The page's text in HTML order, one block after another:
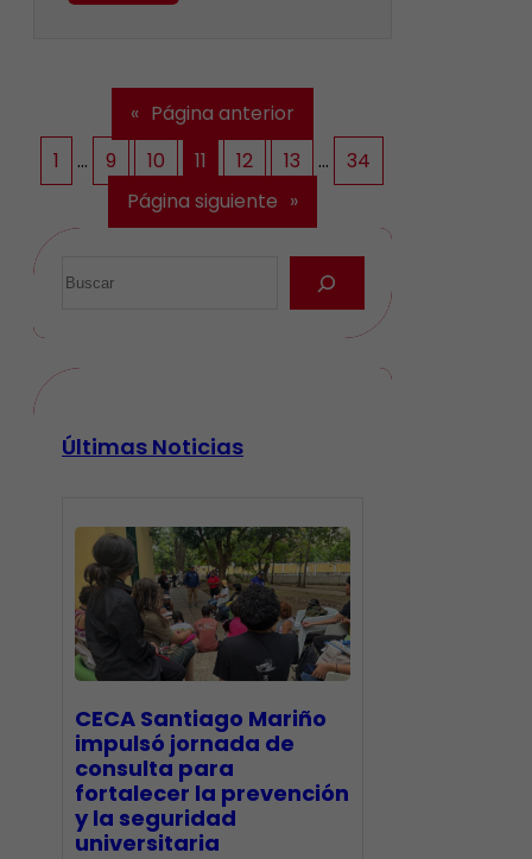
« Página anterior
1
… 9 10 11 12 13 …
34
Página siguiente »
Últimas Noticias
CECA Santiago Mariño
impulsó jornada de
consulta para
fortalecer la prevención
y la seguridad
universitaria